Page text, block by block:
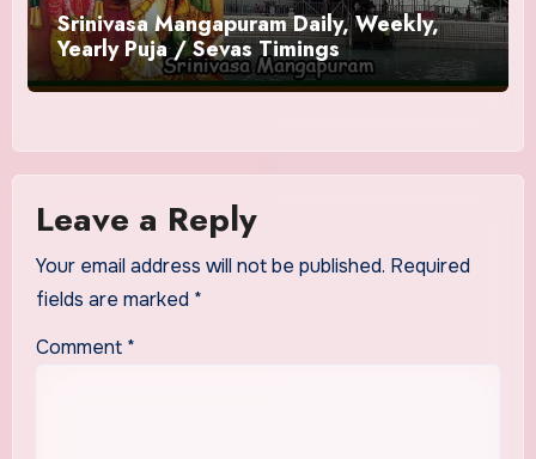
Srinivasa Mangapuram Daily, Weekly,
Yearly Puja / Sevas Timings
Leave a Reply
Your email address will not be published. Required
fields are marked *
Comment *